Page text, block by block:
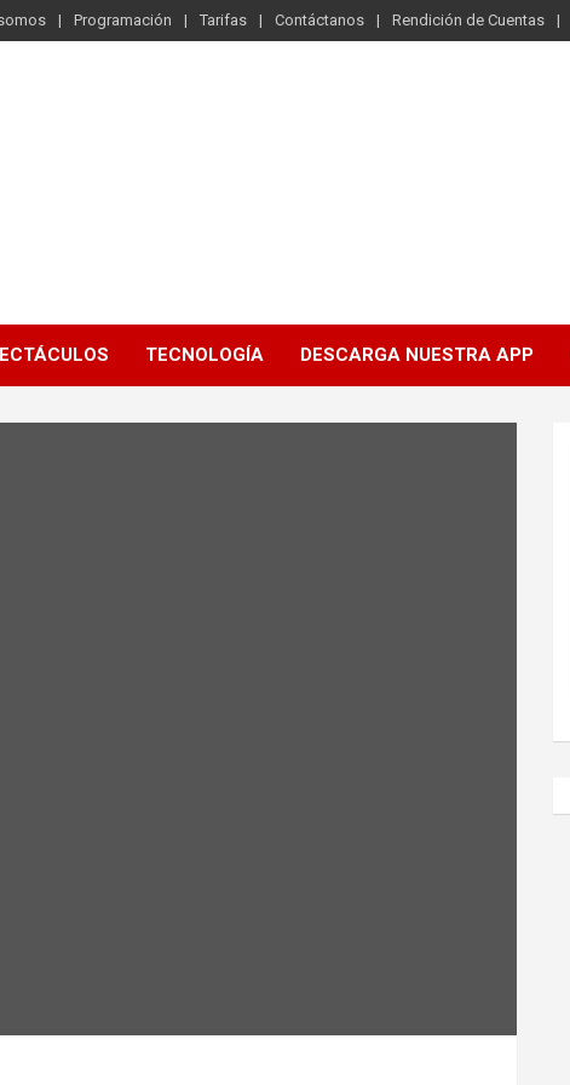
Programación Tarifas Contáctanos Rendición de Cuentas
TECNOLOGÍA DESCARGA NUESTRA APP